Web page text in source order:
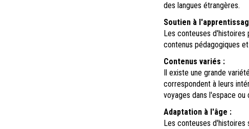
des langues étrangères.
Soutien à
Les conteuses
contenus pédagogiques
Contenus variés :
Il existe une grande
correspondent à leurs
voyages dans l'espace
Adaptation à l'âge :
Les conteuses d'histoires